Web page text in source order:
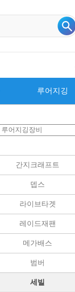
루어지깅
간지크래프트
뎁스
라이브타겟
레이드재팬
메가배스
범버
세빌